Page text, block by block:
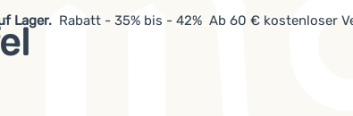
Lager. Rabatt - 35% bis - 42% Ab 60 € kostenloser